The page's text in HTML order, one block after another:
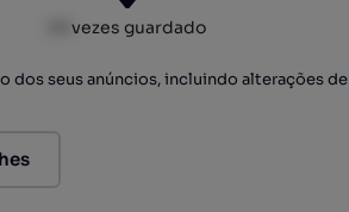
vezes guardado
dos seus anúncios, incluindo alterações de